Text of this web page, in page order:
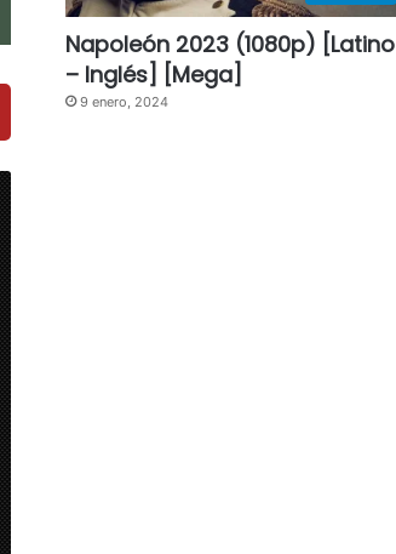
Napoleón 2023 (1080p) [Latino
– Inglés] [Mega]
9 enero, 2024